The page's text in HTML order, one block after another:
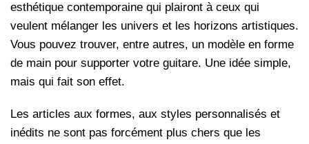
esthétique contemporaine qui plairont à ceux qui
veulent mélanger les univers et les horizons artistiques.
Vous pouvez trouver, entre autres, un modèle en forme
de main pour supporter votre guitare. Une idée simple,
mais qui fait son effet.
Les articles aux formes, aux styles personnalisés et
inédits ne sont pas forcément plus chers que les